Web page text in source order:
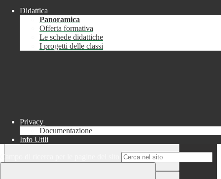
Chiudi
Informazione
Didattica
Panoramica
Offerta formativa
Le schede didattiche
I progetti delle classi
Privacy
Documentazione
Info Utili
Campo di ricerca per le pagine del sito